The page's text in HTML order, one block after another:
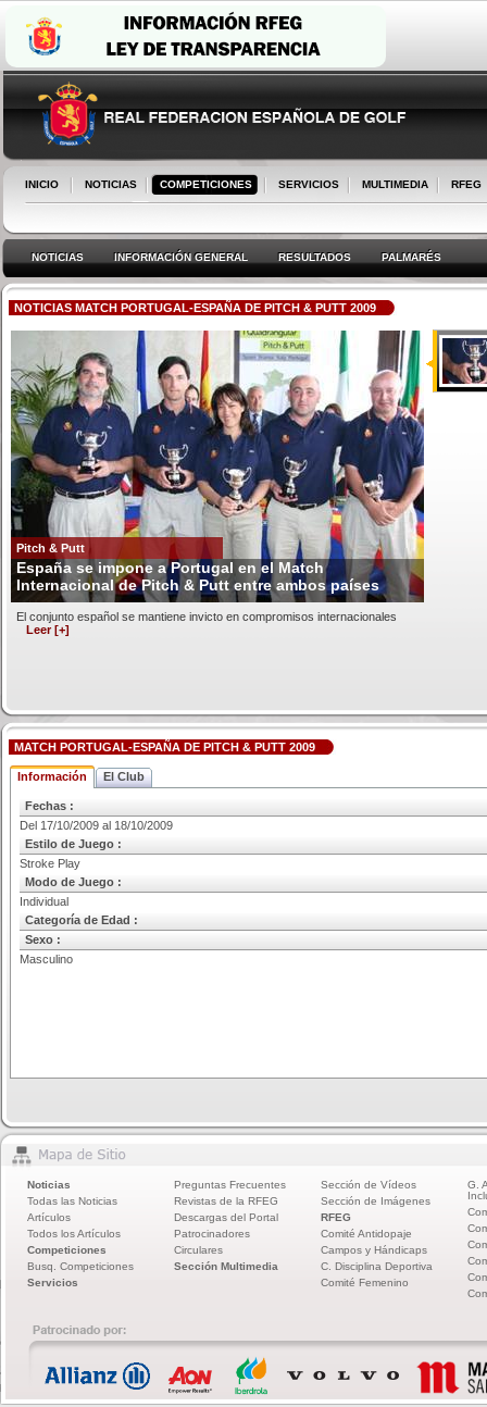
INICIO NOTICIAS COMPETICIONES SERVICIOS MULTIMEDIA RFEG
NOTICIAS INFORMACIÓN GENERAL RESULTADOS PALMARÉS
NOTICIAS MATCH PORTUGAL-ESPAÑA DE PITCH & PUTT 2009
Pitch & Putt
España se impone a Portugal en el Match
Internacional de Pitch & Putt entre ambos países
El conjunto español se mantiene invicto en compromisos internacionales
Leer [+]
MATCH PORTUGAL-ESPAÑA DE PITCH & PUTT 2009
Información El Club
Fechas :
Del 17/10/2009 al 18/10/2009
Estilo de Juego :
Stroke Play
Modo de Juego :
Individual
Categoría de Edad :
Sexo :
Masculino
Noticias
Todas las Noticias
Artículos
Todos los Artículos
Competiciones
Busq. Competiciones
Servicios
Preguntas Frecuentes
Revistas de la RFEG
Descargas del Portal
Patrocinadores
Circulares
Sección Multimedia
Sección de Vídeos
Sección de Imágenes
RFEG
Comité Antidopaje
Campos y Hándicaps
C. Disciplina Deportiva
Comité Femenino
G.